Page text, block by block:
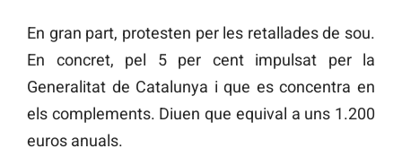
En gran part, protesten per les retallades de sou.
En concret, pel 5 per cent impulsat per la
Generalitat de Catalunya i que es concentra en
els complements. Diuen que equival a uns 1.200
euros anuals.